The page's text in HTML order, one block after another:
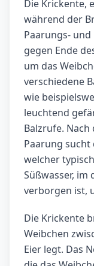
Die Krickente,
während der
Paarungs-
gegen Ende
um das
verschiedene
wie
leuchtend
Balzrufe.
Paarung sucht
welcher
Süßwasser, im
verborgen ist,
Die Krickente
Weibchen
Eier legt. Das